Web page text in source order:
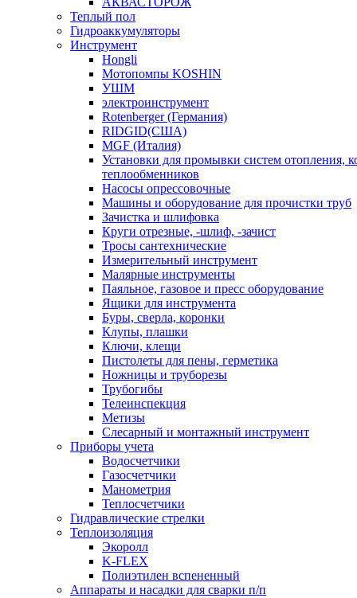
Теплый пол
Гидроаккумуляторы
Инструмент
Hongli
Мотопомпы KOSHIN
УШМ
электроинструмент
Rotenberger (Германия)
RIDGID(США)
MGF (Италия)
Установки для промывки систем отопления,
теплообменников
Насосы опрессовочные
Машины и оборудование для прочистки труб
Зачистка и шлифовка
Круги отрезные, -шлиф, -зачист
Тросы сантехнические
Измерительный инструмент
Малярные инструменты
Паяльное, газовое и пресс оборудование
Ящики для инструмента
Буры, сверла, коронки
Клупы, плашки
Ключи, клещи
Пистолеты для пены, герметика
Ножницы и труборезы
Трубогибы
Телеинспекция
Метизы
Слесарный и монтажный инструмент
Приборы учета
Водосчетчики
Газосчетчики
Манометрия
Теплосчетчики
Гидравлические стрелки
Теплоизоляция
Экоролл
K-FLEX
Полиэтилен вспененный
Аппараты и насадки для сварки п/п